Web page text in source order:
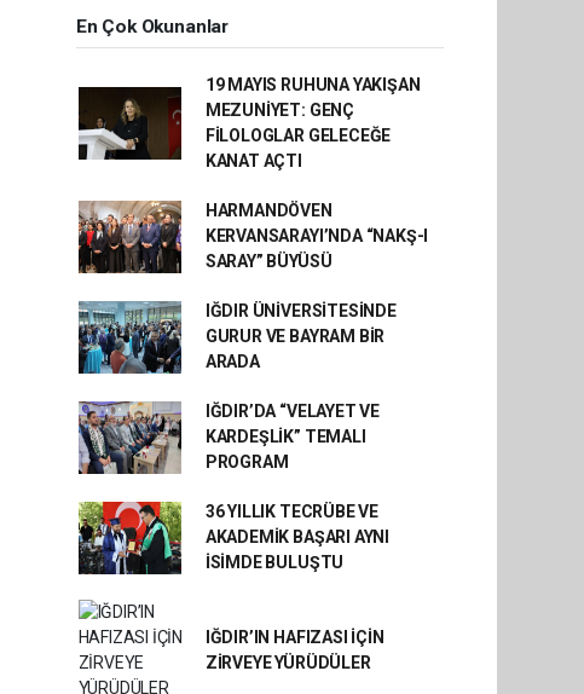
En Çok Okunanlar
19 MAYIS RUHUNA YAKIŞAN
MEZUNİYET: GENÇ
FİLOLOGLAR GELECEĞE
KANAT AÇTI
HARMANDÖVEN
KERVANSARAYI’NDA “NAKŞ-I
SARAY” BÜYÜSÜ
IĞDIR ÜNİVERSİTESİNDE
GURUR VE BAYRAM BİR
ARADA
IĞDIR’DA “VELAYET VE
KARDEŞLİK” TEMALI
PROGRAM
36 YILLIK TECRÜBE VE
AKADEMİK BAŞARI AYNI
İSİMDE BULUŞTU
IĞDIR’IN HAFIZASI İÇİN
ZİRVEYE YÜRÜDÜLER